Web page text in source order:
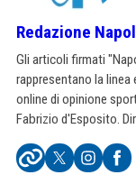
Redazione
Gli articoli firmati
rappresentano la
online di opinione
Fabrizio d'Esposito.